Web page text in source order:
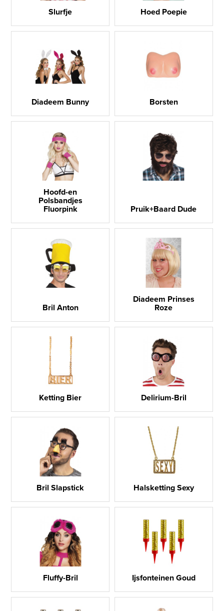
Slurfje Hoed Poepie
Diadeem Bunny Borsten
Hoofd-en
Polsbandjes
Fluorpink
Pruik+Baard Dude
Bril Anton
Diadeem Prinses
Roze
Ketting Bier Delirium-Bril
Bril Slapstick Halsketting Sexy
Fluffy-Bril Ijsfonteinen Goud